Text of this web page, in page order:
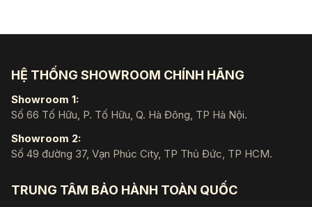
HỆ THỐNG SHOWROOM CHÍNH HÃNG
Showroom 1:
Số 66 Tố Hữu, P. Tố Hữu, Q. Hà Đông, TP Hà Nội.
Showroom 2:
Số 49 đường 37, Vạn Phúc City, TP Thủ Đức, TP HCM.
TRUNG TÂM BẢO HÀNH TOÀN QUỐC